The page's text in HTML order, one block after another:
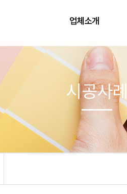
업체소개
시공사례